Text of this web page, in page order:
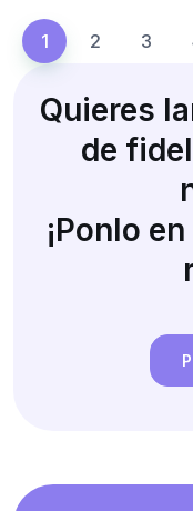
1 2 3
Quieres
de
¡Ponlo